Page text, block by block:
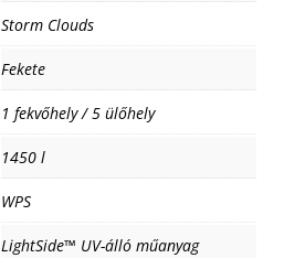
Storm Clouds
Fekete
1 fekvőhely / 5 ülőhely
1450 l
WPS
LightSide™ UV-álló műanyag